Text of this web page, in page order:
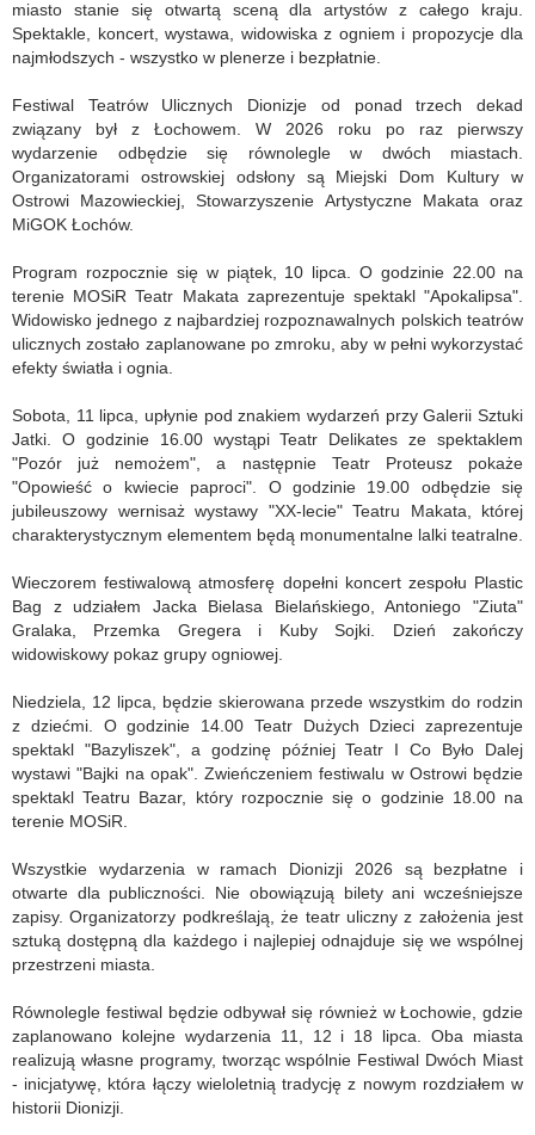
miasto stanie się otwartą sceną dla artystów z całego kraju.
Spektakle, koncert, wystawa, widowiska z ogniem i propozycje dla
najmłodszych - wszystko w plenerze i bezpłatnie.
Festiwal Teatrów Ulicznych Dionizje od ponad trzech dekad
związany był z Łochowem. W 2026 roku po raz pierwszy
wydarzenie odbędzie się równolegle w dwóch miastach.
Organizatorami ostrowskiej odsłony są Miejski Dom Kultury w
Ostrowi Mazowieckiej, Stowarzyszenie Artystyczne Makata oraz
MiGOK Łochów.
Program rozpocznie się w piątek, 10 lipca. O godzinie 22.00 na
terenie MOSiR Teatr Makata zaprezentuje spektakl "Apokalipsa".
Widowisko jednego z najbardziej rozpoznawalnych polskich teatrów
ulicznych zostało zaplanowane po zmroku, aby w pełni wykorzystać
efekty światła i ognia.
Sobota, 11 lipca, upłynie pod znakiem wydarzeń przy Galerii Sztuki
Jatki. O godzinie 16.00 wystąpi Teatr Delikates ze spektaklem
"Pozór już nemożem", a następnie Teatr Proteusz pokaże
"Opowieść o kwiecie paproci". O godzinie 19.00 odbędzie się
jubileuszowy wernisaż wystawy "XX-lecie" Teatru Makata, której
charakterystycznym elementem będą monumentalne lalki teatralne.
Wieczorem festiwalową atmosferę dopełni koncert zespołu Plastic
Bag z udziałem Jacka Bielasa Bielańskiego, Antoniego "Ziuta"
Gralaka, Przemka Gregera i Kuby Sojki. Dzień zakończy
widowiskowy pokaz grupy ogniowej.
Niedziela, 12 lipca, będzie skierowana przede wszystkim do rodzin
z dziećmi. O godzinie 14.00 Teatr Dużych Dzieci zaprezentuje
spektakl "Bazyliszek", a godzinę później Teatr I Co Było Dalej
wystawi "Bajki na opak". Zwieńczeniem festiwalu w Ostrowi będzie
spektakl Teatru Bazar, który rozpocznie się o godzinie 18.00 na
terenie MOSiR.
Wszystkie wydarzenia w ramach Dionizji 2026 są bezpłatne i
otwarte dla publiczności. Nie obowiązują bilety ani wcześniejsze
zapisy. Organizatorzy podkreślają, że teatr uliczny z założenia jest
sztuką dostępną dla każdego i najlepiej odnajduje się we wspólnej
przestrzeni miasta.
Równolegle festiwal będzie odbywał się również w Łochowie, gdzie
zaplanowano kolejne wydarzenia 11, 12 i 18 lipca. Oba miasta
realizują własne programy, tworząc wspólnie Festiwal Dwóch Miast
- inicjatywę, która łączy wieloletnią tradycję z nowym rozdziałem w
historii Dionizji.